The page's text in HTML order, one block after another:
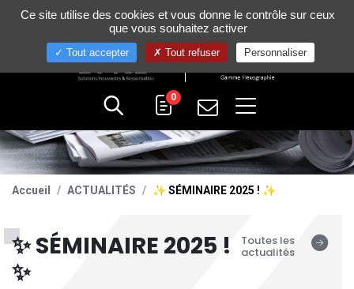
+33 (0)4 75 58 80 10
0
Accueil ACTUALITÉS ✨ SÉMINAIRE 2025 ! ✨
✨ SÉMINAIRE 2025 !
✨
Toutes les
actualités
Gestion de vos préférences sur les cookies
Ce site utilise des cookies et vous donne le contrôle sur ceux
que vous souhaitez activer
Tout accepter Tout refuser Personnaliser